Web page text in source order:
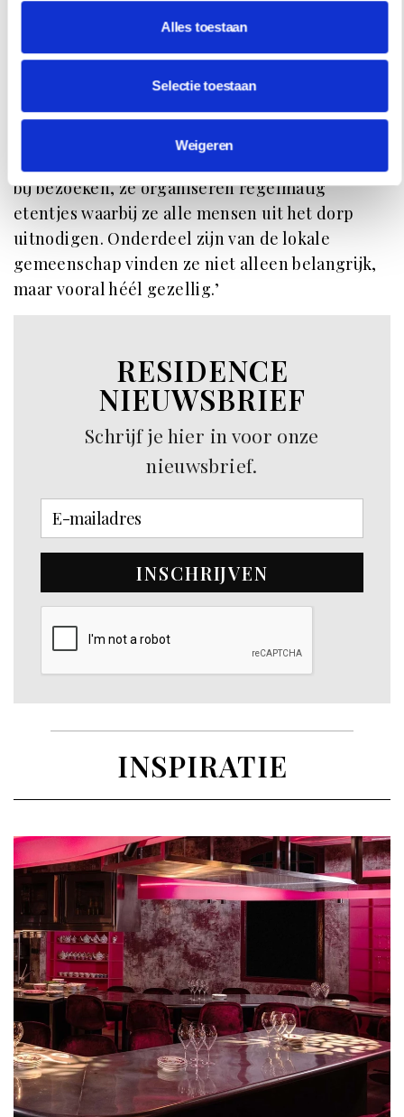
Alles toestaan
Selectie toestaan
Weigeren
textuur geprobeerd hebben te verwezenlijken.’
De dialoog met de omgeving bestaat overigens
niet alleen in een architectonische context.
‘Ignasio: ‘De cliënten wonen en werken
inmiddels gewoon weer inParijs
bij bezoeken, ze organiseren regelmatig
etentjes waarbij ze alle mensen uit het dorp
uitnodigen. Onderdeel zijn van de lokale
gemeenschap vinden ze niet alleen belangrijk,
maar vooral héél gezellig.’
RESIDENCE
NIEUWSBRIEF
Schrijf je hier in voor onze
nieuwsbrief.
INSCHRIJVEN
INSPIRATIE